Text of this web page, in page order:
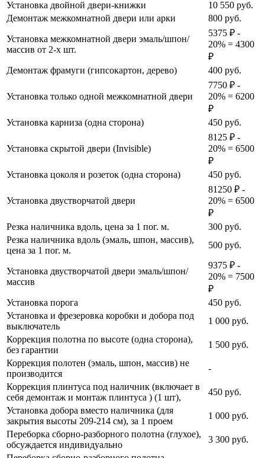
Установка двойной двери-книжки
10 550 руб.
Демонтаж межкомнатной двери или арки
800 руб.
Установка межкомнатной двери эмаль/шпон/
массив от 2-х шт.
5375 ₽ -
20% = 4300
₽
Демонтаж фрамуги (гипсокартон, дерево)
400 руб.
Установка только одной межкомнатной двери
7750 ₽ -
20% = 6200
₽
Установка карниза (одна сторона)
450 руб.
Установка скрытой двери (Invisible)
8125 ₽ -
20% = 6500
₽
Установка цоколя и розеток (одна сторона)
450 руб.
Установка двустворчатой двери
81250 ₽ -
20% = 6500
₽
Резка наличника вдоль, цена за 1 пог. м.
300 руб.
Резка наличника вдоль (эмаль, шпон, массив),
цена за 1 пог. м.
500 руб.
Установка двустворчатой двери эмаль/шпон/
массив
9375 ₽ -
20% = 7500
₽
Установка порога
450 руб.
Установка и фрезеровка коробки и добора под
выключатель
1 000 руб.
Коррекция полотна по высоте (одна сторона),
без гарантии
1 500 руб.
Коррекция полотен (эмаль, шпон, массив) не
производится
-
Коррекция плинтуса под наличник (включает в
себя демонтаж и монтаж плинтуса ) (1 шт),
450 руб.
Установка добора вместо наличника (для
закрытия высоты 209-214 см), за 1 проем
1 000 руб.
Переборка сборно-разборного полотна (глухое),
обсуждается индивидуально
3 300 руб.